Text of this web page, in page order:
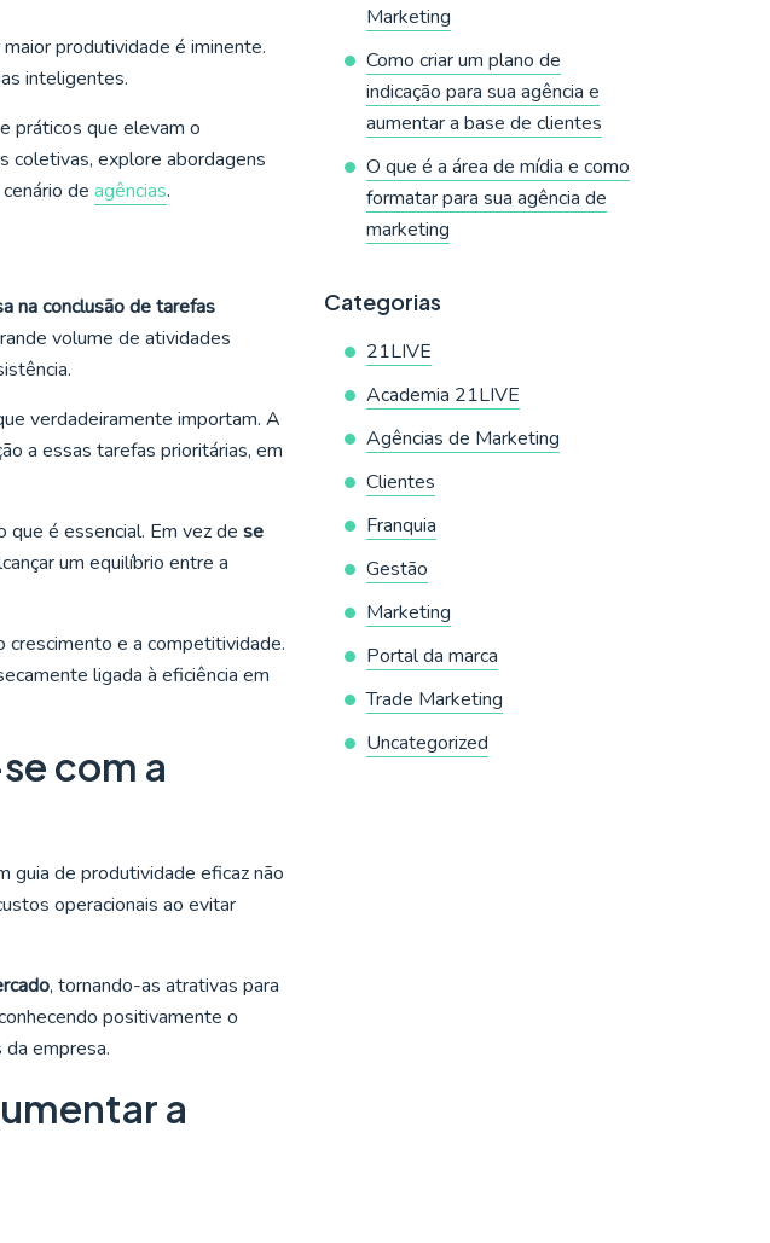
produtividade é iminente.
inteligentes.
práticos que elevam o
coletivas, explore abordagens
de agências.
na conclusão de tarefas
volume de atividades
verdadeiramente importam. A
a essas tarefas prioritárias, em
que é essencial. Em vez de se
um equilíbrio entre a
crescimento e a competitividade.
ligada à eficiência em
com a
guia de produtividade eficaz não
operacionais ao evitar
, tornando-as atrativas para
positivamente o
empresa.
a
Marketing
Como criar um plano de
indicação para sua agência e
aumentar a base de clientes
O que é a área de mídia e como
formatar para sua agência de
marketing
Categorias
21LIVE
Academia 21LIVE
Agências de Marketing
Clientes
Franquia
Gestão
Marketing
Portal da marca
Trade Marketing
Uncategorized